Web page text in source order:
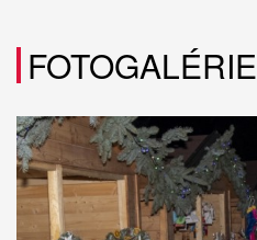
FOTOGALÉRIE